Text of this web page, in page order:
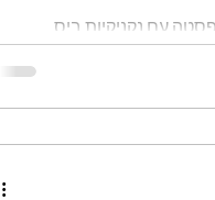
עם נקניקיות ביס